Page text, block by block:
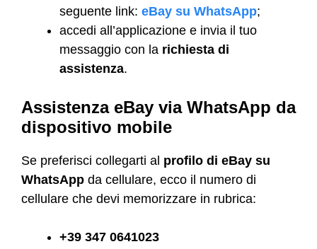
seguente link: eBay su WhatsApp;
accedi all’applicazione e invia il tuo
messaggio con la richiesta di
assistenza.
Assistenza eBay via WhatsApp da
dispositivo mobile
Se preferisci collegarti al profilo di eBay su
WhatsApp da cellulare, ecco il numero di
cellulare che devi memorizzare in rubrica:
+39 347 0641023